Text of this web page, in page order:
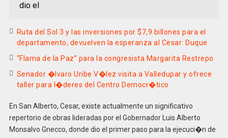
dio el
Ruta del Sol 3 y las inversiones por $7,9 billones para el
departamento, devuelven la esperanza al Cesar: Duque
“Flama de la Paz” para la congresista Margarita Restrepo
Senador �lvaro Uribe V�lez visita a Valledupar y ofrece
taller para l�deres del Centro Democr�tico
En San Alberto, Cesar, existe actualmente un significativo
repertorio de obras lideradas por el Gobernador Luis Alberto
Monsalvo Gnecco, donde dio el primer paso para la ejecuci�n de